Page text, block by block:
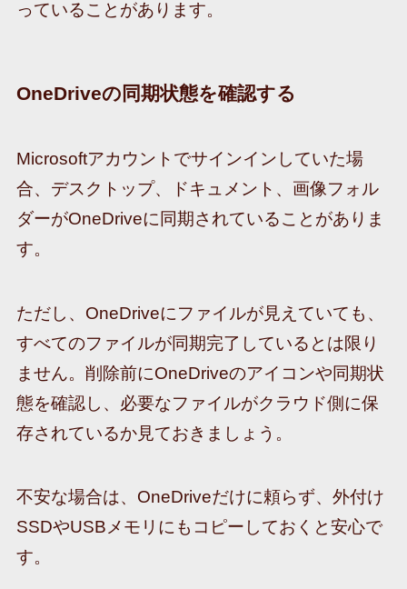
っていることがあります。
OneDriveの同期状態を確認する
Microsoftアカウントでサインインしていた場
合、デスクトップ、ドキュメント、画像フォル
ダーがOneDriveに同期されていることがありま
す。
ただし、OneDriveにファイルが見えていても、
すべてのファイルが同期完了しているとは限り
ません。削除前にOneDriveのアイコンや同期状
態を確認し、必要なファイルがクラウド側に保
存されているか見ておきましょう。
不安な場合は、OneDriveだけに頼らず、外付け
SSDやUSBメモリにもコピーしておくと安心で
す。